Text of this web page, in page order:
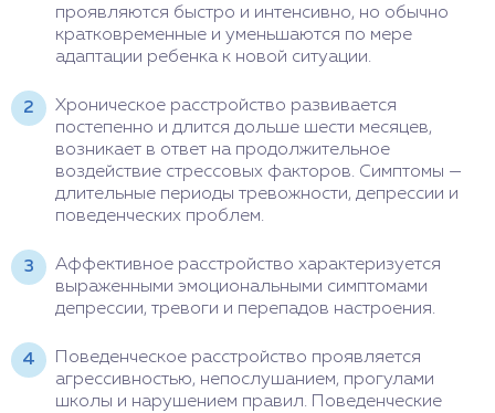
проявляются быстро и интенсивно, но обычно
кратковременные и уменьшаются по мере
адаптации ребенка к новой ситуации.
Хроническое расстройство развивается
постепенно и длится дольше шести месяцев,
возникает в ответ на продолжительное
воздействие стрессовых факторов. Симптомы —
длительные периоды тревожности, депрессии и
поведенческих проблем.
Аффективное расстройство характеризуется
выраженными эмоциональными симптомами
депрессии, тревоги и перепадов настроения.
Поведенческое расстройство проявляется
агрессивностью, непослушанием, прогулами
школы и нарушением правил. Поведенческие